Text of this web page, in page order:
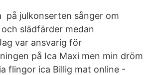
på julkonserten sånger om
slädfärder medan
var ansvarig för
på Ica Maxi men min dröm
flingor ica Billig mat online -